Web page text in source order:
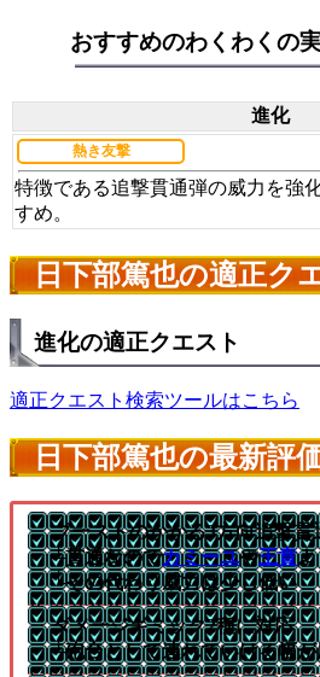
おすすめのわくわくの
進化
熱き友撃
特徴である追撃貫通弾の威力を強
すめ。
日下部篤也の適正ク
進化の適正クエスト
適正クエスト検索ツールはこちら
日下部篤也の最新評
ブーストのかかる3方向追撃貫
└貫通なのでカミーユや王賁よ
└その代わり威力は少し低い
ダメージギミック2種に対応
└砲台として連れていける幅が